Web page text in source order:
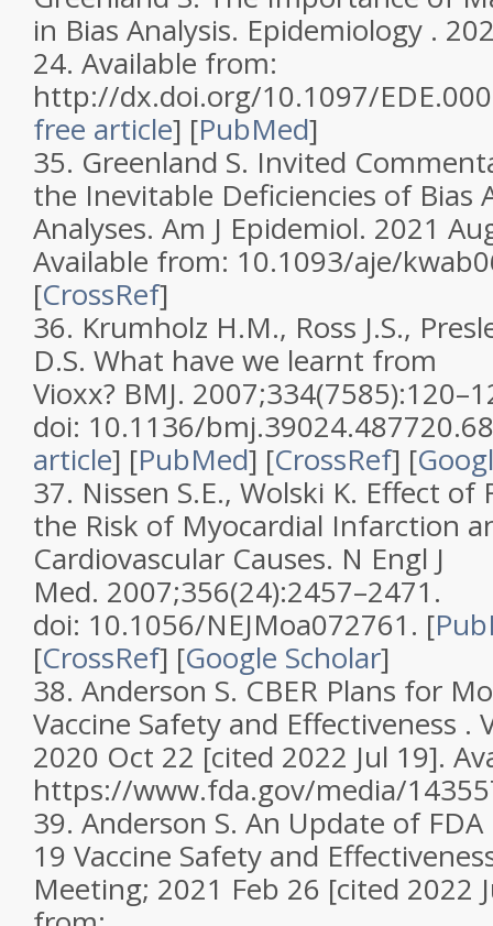
in Bias Analysis. Epidemiology .
24. Available from:
http://dx.doi.org/10.1097/
free article] [PubMed]
35. Greenland S. Invited
the Inevitable Deficiencies of Bias
Analyses. Am J Epidemiol. 2021
Available from: 10.1093/aje/
[CrossRef]
36. Krumholz H.M., Ross J.S.,
D.S. What have we learnt from
Vioxx? BMJ. 2007;334
doi: 10.1136/
article] [PubMed] [CrossRef] [
37. Nissen S.E., Wolski K. Effect of
the Risk of Myocardial Infarction
Cardiovascular Causes. N Engl J
Med. 2007;356(24):2457–2471.
doi: 10.1056/NEJMoa072761. [
[CrossRef] [Google Scholar]
38. Anderson S. CBER Plans for
Vaccine Safety and Effectiveness .
2020 Oct 22 [cited 2022 Jul 19].
https://www.fda.gov/media/
39. Anderson S. An Update of
19 Vaccine Safety and
Meeting; 2021 Feb 26 [cited 2022